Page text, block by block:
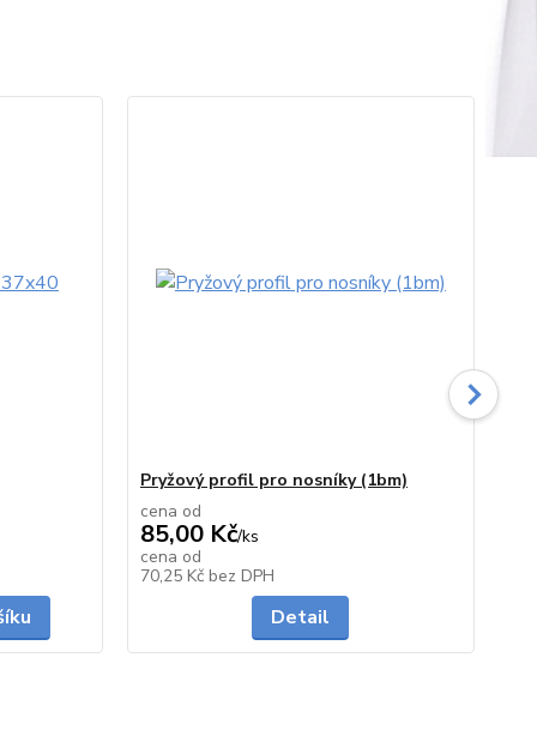
Pryžový profil pro nosníky (1bm)
cena od
85,00 Kč/ks
cena od
70,25 Kč bez DPH
Detail